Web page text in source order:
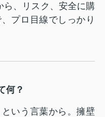
ら、リスク、安全に購
プロ目線でしっかり
何？
いう言葉から。擁壁